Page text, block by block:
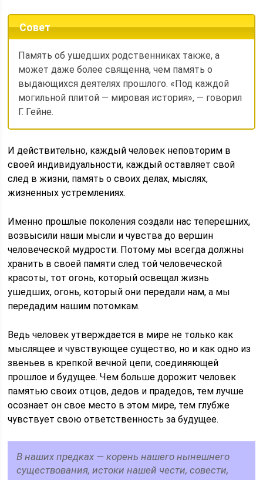
Совет
Память об ушедших родственниках также, а
может даже более священна, чем память о
выдающихся деятелях прошлого. «Под каждой
могильной плитой — мировая история», — говорил
Г. Гейне.
И действительно, каждый человек неповторим в
своей индивидуальности, каждый оставляет свой
след в жизни, память о своих делах, мыслях,
жизненных устремлениях.
Именно прошлые поколения создали нас теперешних,
возвысили наши мысли и чувства до вершин
человеческой мудрости. Потому мы всегда должны
хранить в своей памяти след той человеческой
красоты, тот огонь, который освещал жизнь
ушедших, огонь, который они передали нам, а мы
передадим нашим потомкам.
Ведь человек утверждается в мире не только как
мыслящее и чувствующее существо, но и как одно из
звеньев в крепкой вечной цепи, соединяющей
прошлое и будущее. Чем больше дорожит человек
памятью своих отцов, дедов и прадедов, тем лучше
осознает он свое место в этом мире, тем глубже
чувствует свою ответственность за будущее.
В наших предках — корень нашего нынешнего
существования, истоки нашей чести, совести,